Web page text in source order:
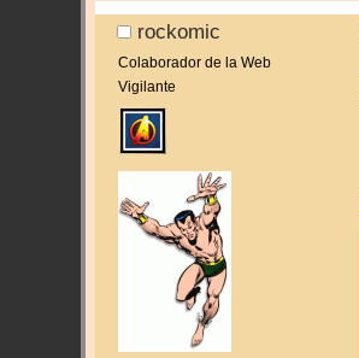
rockomic
Colaborador de la Web
Vigilante